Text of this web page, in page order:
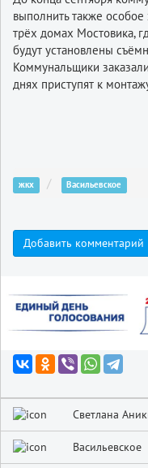
выполнить также
трёх домах Мостовика,
будут установлены
Коммунальщики
днях приступят к
жкх Васильевское
Добавить комментарий
Светлана
Васильевское